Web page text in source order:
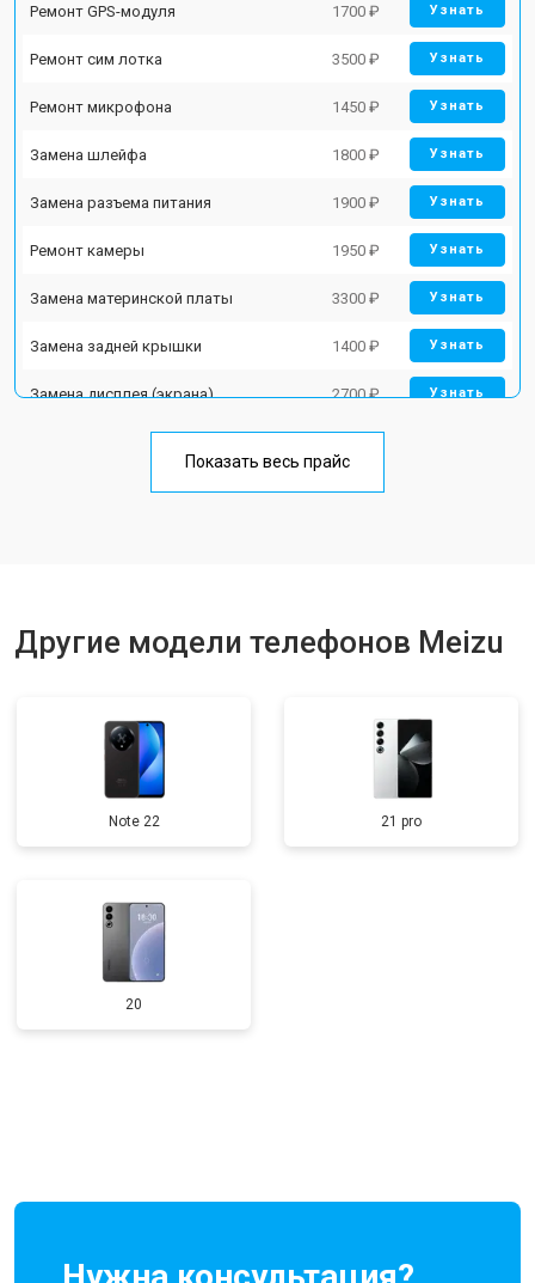
Ремонт GPS-модуля 1700 ₽ Узнать
Ремонт сим лотка 3500 ₽ Узнать
Ремонт микрофона 1450 ₽ Узнать
Замена шлейфа 1800 ₽ Узнать
Замена разъема питания 1900 ₽ Узнать
Ремонт камеры 1950 ₽ Узнать
Замена материнской платы 3300 ₽ Узнать
Замена задней крышки 1400 ₽ Узнать
Замена дисплея (экрана) 2700 ₽ Узнать
Замена кнопки включения 1750 ₽
Показать весь прайс
Другие модели телефонов Meizu
Note 22 21 pro
20